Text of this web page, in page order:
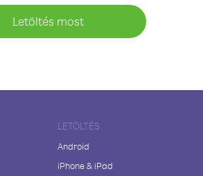
Letöltés most
LETÖLTÉS
Android
iPhone & iPad